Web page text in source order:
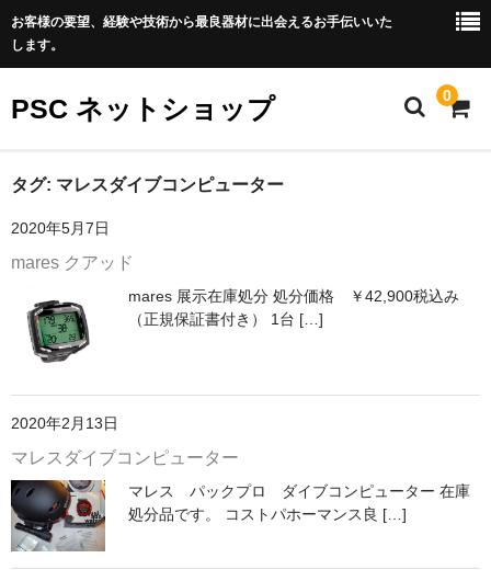
お客様の要望、経験や技術から最良器材に出会えるお手伝いいた
します。
PSC ネットショップ 0
ホーム
PSCダイビング公式サイト
特定商取引法に基づく表記
プライバシーポリシー
LINEでのご相談
タグ: マレスダイブコンピューター
2020年5月7日
mares クアッド
mares 展示在庫処分 処分価格 ￥42,900税込み
（正規保証書付き） 1台 […]
2020年2月13日
マレスダイブコンピューター
マレス パックプロ ダイブコンピューター 在庫
処分品です。 コストパホーマンス良 […]